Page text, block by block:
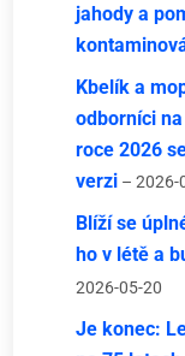
jahody a
Kbelík a
odborníci
roce 2026
verzi – 2026-
Blíží se
ho v létě a
2026-05-20
Je konec: